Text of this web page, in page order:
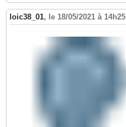
loic38_01, le 18/05/2021 à 14h25